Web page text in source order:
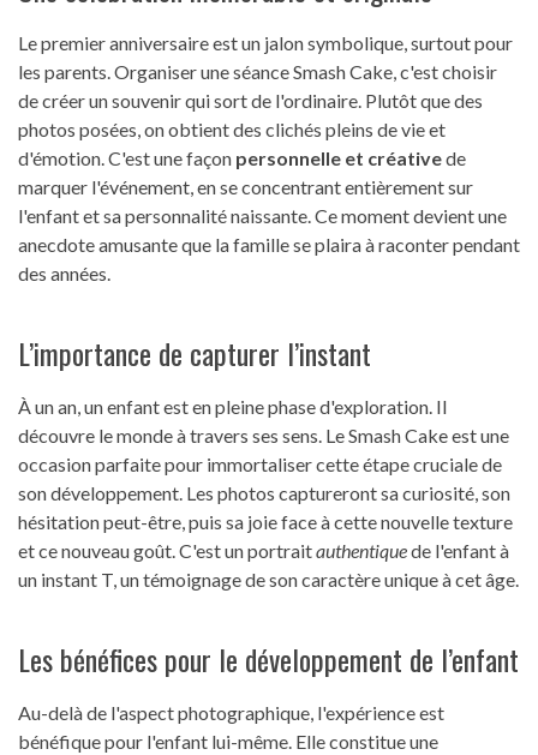
Le premier anniversaire est un jalon symbolique, surtout pour
les parents. Organiser une séance Smash Cake, c'est choisir
de créer un souvenir qui sort de l'ordinaire. Plutôt que des
photos posées, on obtient des clichés pleins de vie et
d'émotion. C'est une façon personnelle et créativede
marquer l'événement, en se concentrant entièrement sur
l'enfant et sa personnalité naissante. Ce moment devient une
anecdote amusante que la famille se plaira à raconter pendant
des années.
L’importance de capturer l’instant
À un an, un enfant est en pleine phase d'exploration. Il
découvre le monde à travers ses sens. Le Smash Cake est une
occasion parfaite pour immortaliser cette étape cruciale de
son développement. Les photos captureront sa curiosité, son
hésitation peut-être, puis sa joie face à cette nouvelle texture
et ce nouveau goût. C'est un portraitauthentiquede l'enfant à
un instant T, un témoignage de son caractère unique à cet âge.
Les bénéfices pour le développement de l’enfant
Au-delà de l'aspect photographique, l'expérience est
bénéfique pour l'enfant lui-même. Elle constitue une